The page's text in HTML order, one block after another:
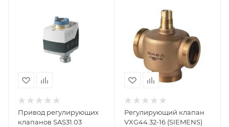
S55158-A107
Швейцария
Привод регулирующих
клапанов SAS31.03
BPZ:VXG44.32-16
Вес, кг
1.758
Страна
производства
Германия
Регулирующий клапан
VXG44.32-16 (SIEMENS)